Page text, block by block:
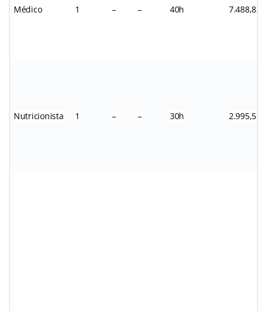
Médico 1 – – 40h 7.488,83
Nutricionista 1 – – 30h 2.995,53